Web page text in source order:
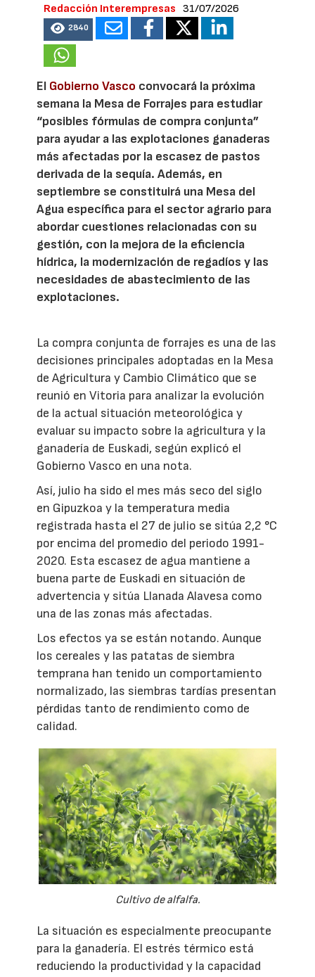
Redacción Interempresas 31/07/2026
2840
El Gobierno Vasco convocará la próxima
semana la Mesa de Forrajes para estudiar
“posibles fórmulas de compra conjunta”
para ayudar a las explotaciones ganaderas
más afectadas por la escasez de pastos
derivada de la sequía. Además, en
septiembre se constituirá una Mesa del
Agua específica para el sector agrario para
abordar cuestiones relacionadas con su
gestión, con la mejora de la eficiencia
hídrica, la modernización de regadíos y las
necesidades de abastecimiento de las
explotaciones.
La compra conjunta de forrajes es una de las
decisiones principales adoptadas en la Mesa
de Agricultura y Cambio Climático que se
reunió en Vitoria para analizar la evolución
de la actual situación meteorológica y
evaluar su impacto sobre la agricultura y la
ganadería de Euskadi, según explicó el
Gobierno Vasco en una nota.
Así, julio ha sido el mes más seco del siglo
en Gipuzkoa y la temperatura media
registrada hasta el 27 de julio se sitúa 2,2 °C
por encima del promedio del periodo 1991-
2020. Esta escasez de agua mantiene a
buena parte de Euskadi en situación de
advertencia y sitúa Llanada Alavesa como
una de las zonas más afectadas.
Los efectos ya se están notando. Aunque
los cereales y las patatas de siembra
temprana han tenido un comportamiento
normalizado, las siembras tardías presentan
pérdidas tanto de rendimiento como de
calidad.
Cultivo de alfalfa.
La situación es especialmente preocupante
para la ganadería. El estrés térmico está
reduciendo la productividad y la capacidad